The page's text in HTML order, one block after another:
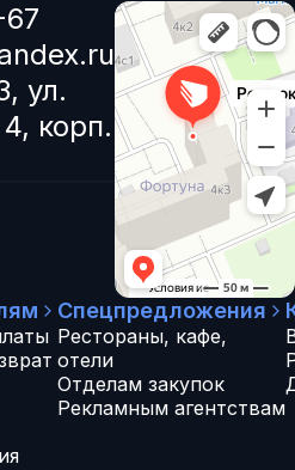
ул.
корп.
Спецпредложения
Рестораны, кафе,
отели
Отделам закупок
Рекламным агентствам